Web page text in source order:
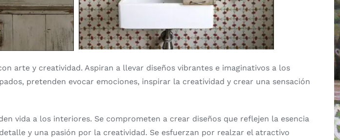
arte y creatividad. Aspiran a llevar diseños vibrantes e imaginativos a los
pretenden evocar emociones, inspirar la creatividad y crear una sensación
vida a los interiores. Se comprometen a crear diseños que reflejen la esencia
y una pasión por la creatividad. Se esfuerzan por realzar el atractivo